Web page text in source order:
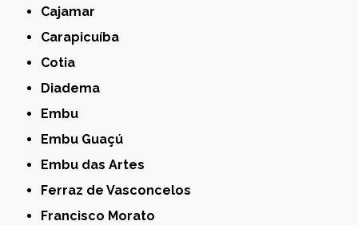
Cajamar
Carapicuíba
Cotia
Diadema
Embu
Embu Guaçú
Embu das Artes
Ferraz de Vasconcelos
Francisco Morato